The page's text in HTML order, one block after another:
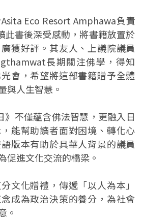
Eco Resort Amphawa負責
此書後深受感動，將書籍放置於
獲好評。其友人、上議院議員
長期關注佛學，得知
會，希望將這部書籍贈予全體
與人生智慧。
》不僅蘊含佛法智慧，更融入日
能幫助讀者面對困境、轉化心
版本有助於具華人背景的議員
促進文化交流的橋梁。
文化贈禮，傳遞「以人為本」
成為政治決策的養分，為社會
。